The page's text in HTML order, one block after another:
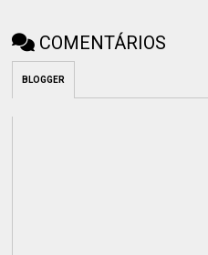
COMENTÁRIOS
BLOGGER